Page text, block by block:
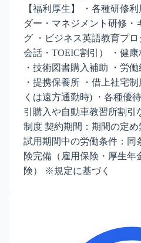
【福利厚生】 ・各種研修
ダー・マネジメント研修・
グ ・ビジネス英語教育プ
会話・TOEIC割引） ・健
・技術図書購入補助 ・労
・提携保養所 ・借上社宅
くは遠方通勤時) ・各種優
引購入や自動車教習所割引
制度 契約期間：期間の定め
試用期間中の労働条件：同
険完備（雇用保険・厚生年
険） ※規定に基づく